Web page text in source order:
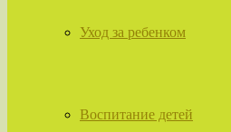
Уход за ребенком
Воспитание детей